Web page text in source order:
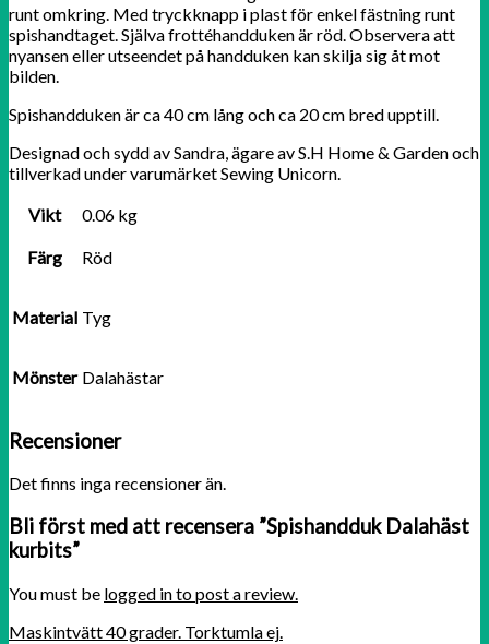
runt omkring. Med tryckknapp i plast för enkel fästning runt
spishandtaget. Själva frottéhandduken är röd. Observera att
nyansen eller utseendet på handduken kan skilja sig åt mot
bilden.
Spishandduken är ca 40 cm lång och ca 20 cm bred upptill.
Designad och sydd av Sandra, ägare av S.H Home & Garden och
tillverkad under varumärket Sewing Unicorn.
Vikt
0.06 kg
Färg Röd
Material Tyg
Mönster Dalahästar
Recensioner
Det finns inga recensioner än.
Bli först med att recensera ”Spishandduk Dalahäst
kurbits”
You must be logged in to post a review.
Maskintvätt 40 grader. Torktumla ej.